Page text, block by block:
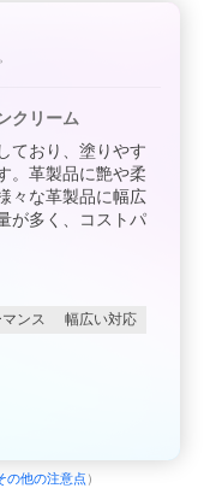
クリーム
ており、塗りやす
。革製品に艶や柔
々な革製品に幅広
が多く、コストパ
ンス
幅広い対応
の他の注意点 ）